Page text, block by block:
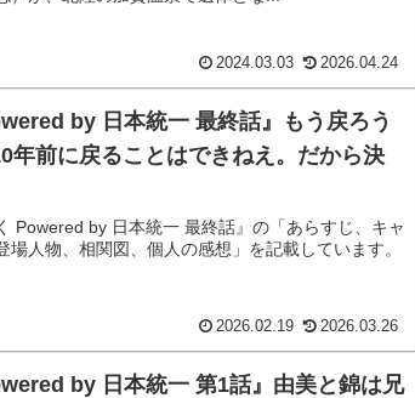
2024.03.03 2026.04.24
by 日本統一 最終話』もう戻ろう
年前に戻ることはできねえ。だから決
Powered by 日本統一 最終話』の「あらすじ、キャ
場人物、相関図、個人の感想」を記載しています。
2026.02.19 2026.03.26
by 日本統一 第1話』由美と錦は兄